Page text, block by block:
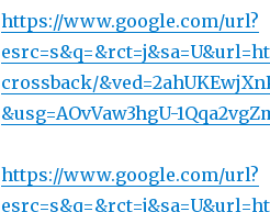
https://www.google.com/url?
crossback/
&usg=AOvVaw3hgU-
https://www.google.com/url?